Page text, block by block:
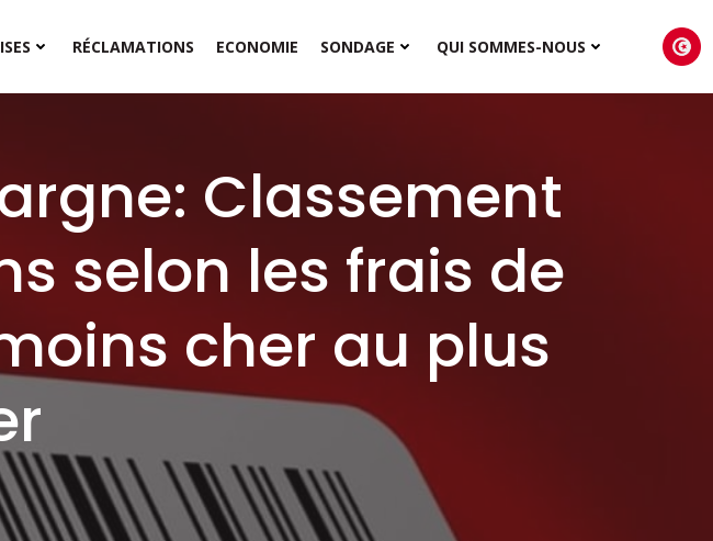
RÉCLAMATIONS ECONOMIE SONDAGE QUI SOMMES-NOUS
Classement
selon les frais de
cher au plus